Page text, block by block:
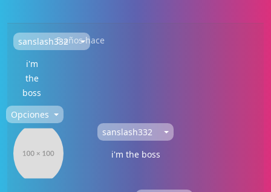
sanslash332
i'm
the
boss
5 años hace
Opciones
sanslash332
i'm the boss